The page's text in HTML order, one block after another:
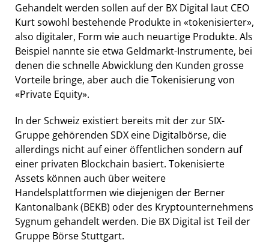
Gehandelt werden sollen auf der BX Digital laut CEO
Kurt sowohl bestehende Produkte in «tokenisierter»,
also digitaler, Form wie auch neuartige Produkte. Als
Beispiel nannte sie etwa Geldmarkt-Instrumente, bei
denen die schnelle Abwicklung den Kunden grosse
Vorteile bringe, aber auch die Tokenisierung von
«Private Equity».
In der Schweiz existiert bereits mit der zur SIX-
Gruppe gehörenden SDX eine Digitalbörse, die
allerdings nicht auf einer öffentlichen sondern auf
einer privaten Blockchain basiert. Tokenisierte
Assets können auch über weitere
Handelsplattformen wie diejenigen der Berner
Kantonalbank (BEKB) oder des Kryptounternehmens
Sygnum gehandelt werden. Die BX Digital ist Teil der
Gruppe Börse Stuttgart.